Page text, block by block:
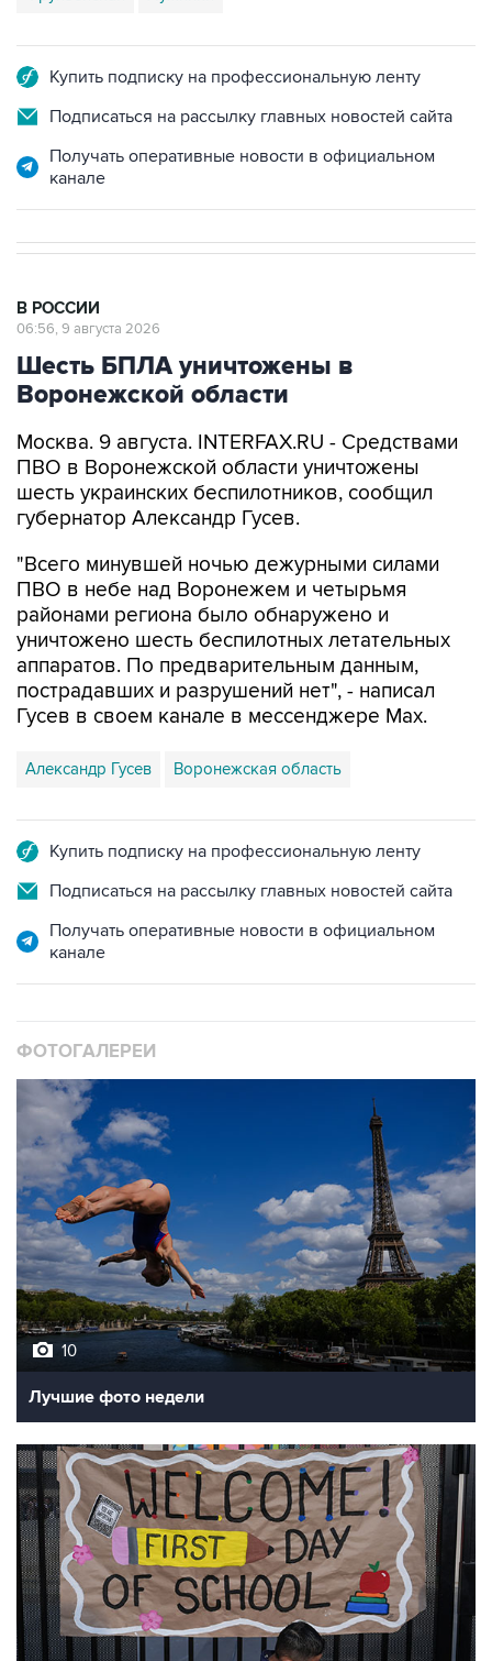
Купить подписку на профессиональную ленту
Подписаться на рассылку главных новостей сайта
Получать оперативные новости в официальном
канале
В РОССИИ
06:56, 9 августа 2026
Шесть БПЛА уничтожены в
Воронежской области
Москва. 9 августа. INTERFAX.RU - Средствами
ПВО в Воронежской области уничтожены
шесть украинских беспилотников, сообщил
губернатор Александр Гусев.
"Всего минувшей ночью дежурными силами
ПВО в небе над Воронежем и четырьмя
районами региона было обнаружено и
уничтожено шесть беспилотных летательных
аппаратов. По предварительным данным,
пострадавших и разрушений нет", - написал
Гусев в своем канале в мессенджере Max.
Александр Гусев Воронежская область
Купить подписку на профессиональную ленту
Подписаться на рассылку главных новостей сайта
Получать оперативные новости в официальном
канале
ФОТОГАЛЕРЕИ
10
Лучшие фото недели